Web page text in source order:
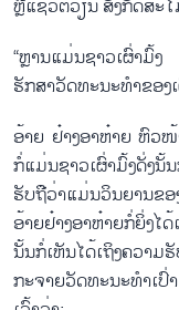
ຫຼີແຊວຕວ່ຽນ ສັງກັດສະ
“ຫຼານແມ່ນຊາວເຜົ່າມົ້
ຮັກສາວັດທະນະທຳຂອງ
ອ້າຍ ຢ໋າງອາຫ໋າຍ ຫົວໜ້
ກໍ່ແມ່ນຊາວເຜົ່າມົ້ງດັ່ງນັ້
ຮັບຖືວ່າແມ່ນວິນຍານຂ
ອ້າຍຢ໋າງອາຫ໋າຍກໍ່ຍິ່ງໄ
ນັ້ນກໍ່ເຫັນໄດ້ເຖິງຄວາ
ກະຈາຍວັດທະນະທຳເ